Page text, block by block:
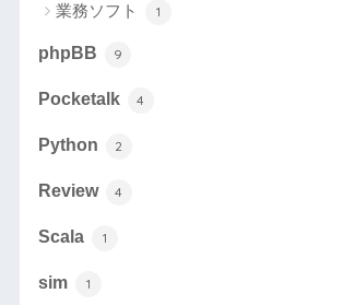
業務ソフト 1
phpBB 9
Pocketalk 4
Python 2
Review 4
Scala 1
sim 1